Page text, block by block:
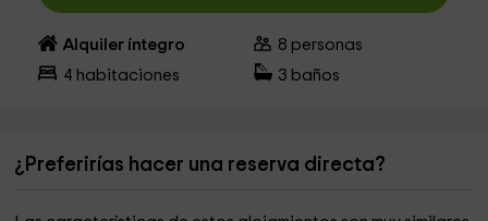
Alquiler íntegro 8 personas
4 habitaciones 3 baños
¿Preferirías hacer una reserva directa?